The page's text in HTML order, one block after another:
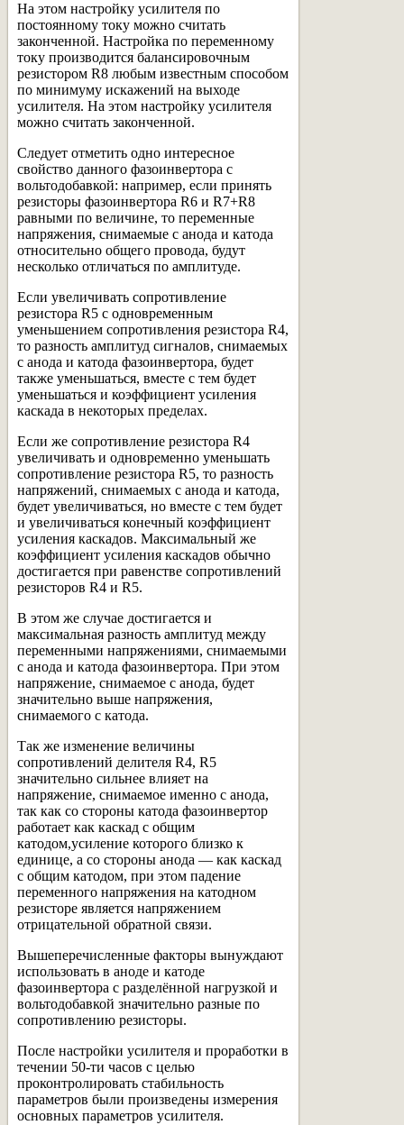
На этом настройку усилителя по
постоянному току можно считать
законченной. Настройка по переменному
току производится балансировочным
резистором R8 любым известным способом
по минимуму искажений на выходе
усилителя. На этом настройку усилителя
можно считать законченной.
Следует отметить одно интересное
свойство данного фазоинвертора с
вольтодобавкой: например, если принять
резисторы фазоинвертора R6 и R7+R8
равными по величине, то переменные
напряжения, снимаемые с анода и катода
относительно общего провода, будут
несколько отличаться по амплитуде.
Если увеличивать сопротивление
резистора R5 с одновременным
уменьшением сопротивления резистора R4,
то разность амплитуд сигналов, снимаемых
с анода и катода фазоинвертора, будет
также уменьшаться, вместе с тем будет
уменьшаться и коэффициент усиления
каскада в некоторых пределах.
Если же сопротивление резистора R4
увеличивать и одновременно уменьшать
сопротивление резистора R5, то разность
напряжений, снимаемых с анода и катода,
будет увеличиваться, но вместе с тем будет
и увеличиваться конечный коэффициент
усиления каскадов. Максимальный же
коэффициент усиления каскадов обычно
достигается при равенстве сопротивлений
резисторов R4 и R5.
В этом же случае достигается и
максимальная разность амплитуд между
переменными напряжениями, снимаемыми
с анода и катода фазоинвертора. При этом
напряжение, снимаемое с анода, будет
значительно выше напряжения,
снимаемого с катода.
Так же изменение величины
сопротивлений делителя R4, R5
значительно сильнее влияет на
напряжение, снимаемое именно с анода,
так как со стороны катода фазоинвертор
работает как каскад с общим
катодом,усиление которого близко к
единице, а со стороны анода — как каскад
с общим катодом, при этом падение
переменного напряжения на катодном
резисторе является напряжением
отрицательной обратной связи.
Вышеперечисленные факторы вынуждают
использовать в аноде и катоде
фазоинвертора с разделённой нагрузкой и
вольтодобавкой значительно разные по
сопротивлению резисторы.
После настройки усилителя и проработки в
течении 50-ти часов с целью
проконтролировать стабильность
параметров были произведены измерения
основных параметров усилителя.